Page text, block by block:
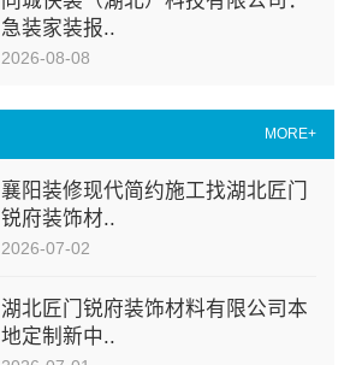
MORE+
襄阳装修现代简约施工找湖北匠门
锐府装饰材..
2026-07-02
湖北匠门锐府装饰材料有限公司本
地定制新中..
急装家装报..
2026-08-08